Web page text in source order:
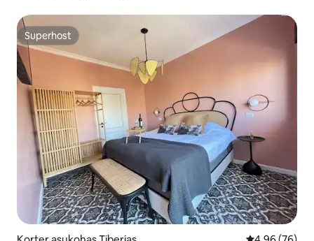
Superhost
Superhost